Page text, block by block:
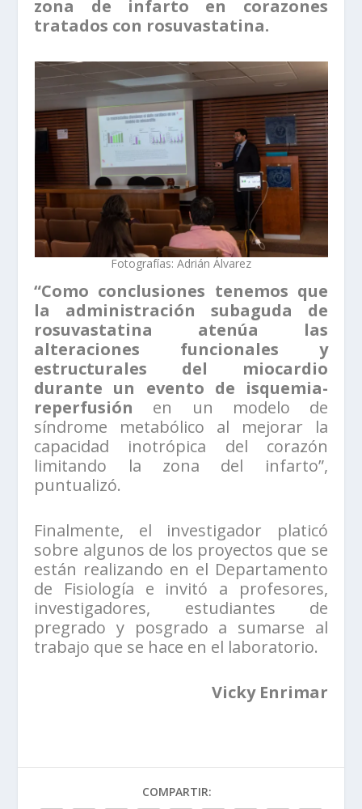
zona de infarto en corazones
tratados con rosuvastatina.
Fotografías: Adrián Álvarez
“Como conclusiones tenemos que
la administración subaguda de
rosuvastatina atenúa las
alteraciones funcionales y
estructurales del miocardio
durante un evento de isquemia-
reperfusión en un modelo de
síndrome metabólico al mejorar la
capacidad inotrópica del corazón
limitando la zona del infarto”,
puntualizó.
Finalmente, el investigador platicó
sobre algunos de los proyectos que se
están realizando en el Departamento
de Fisiología e invitó a profesores,
investigadores, estudiantes de
pregrado y posgrado a sumarse al
trabajo que se hace en el laboratorio.
Vicky Enrimar
COMPARTIR: